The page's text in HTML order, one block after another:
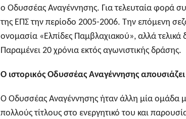
ο Οδυσσέας Αναγέννησης. Για τελευταία φορά
της ΕΠΣ την περίοδο 2005-2006. Την επόμενη
ονομασία «Ελπίδες Παμβλαχιακού», αλλά τελικά
Παραμένει 20 χρόνια εκτός αγωνιστικής δράσης.
Ο ιστορικός Οδυσσέας Αναγέννησης
Ο Οδυσσέας Αναγέννησης ήταν άλλη μία ομάδα
πολλούς τίτλους στο ενεργητικό του και